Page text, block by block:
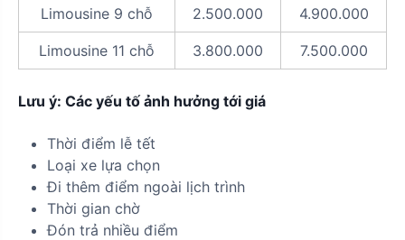
Limousine 9 chỗ 2.500.000 4.900.000
Limousine 11 chỗ 3.800.000 7.500.000
Lưu ý: Các yếu tố ảnh hưởng tới giá
Thời điểm lễ tết
Loại xe lựa chọn
Đi thêm điểm ngoài lịch trình
Thời gian chờ
Đón trả nhiều điểm